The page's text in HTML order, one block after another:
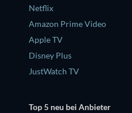
Netflix
Amazon Prime Video
Apple TV
Disney Plus
JustWatch TV
Top 5 neu bei Anbieter